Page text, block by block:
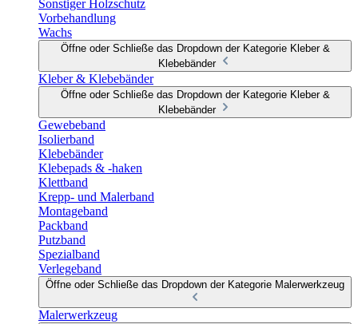
Sonstiger Holzschutz
Vorbehandlung
Wachs
Öffne oder Schließe das Dropdown der Kategorie Kleber &
Klebebänder
Kleber & Klebebänder
Öffne oder Schließe das Dropdown der Kategorie Kleber &
Klebebänder
Gewebeband
Isolierband
Klebebänder
Klebepads & -haken
Klettband
Krepp- und Malerband
Montageband
Packband
Putzband
Spezialband
Verlegeband
Öffne oder Schließe das Dropdown der Kategorie Malerwerkzeug
Malerwerkzeug